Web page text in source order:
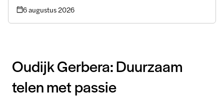
FloraHolland is trots sponsor en gastheer.
6 augustus 2026
Oudijk Gerbera: Duurzaam
telen met passie